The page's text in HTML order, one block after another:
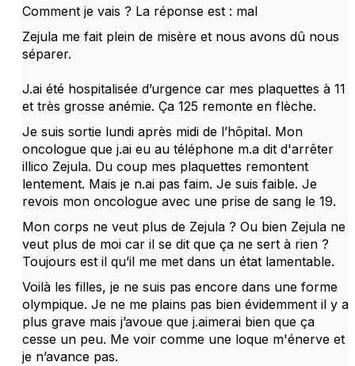
Comment je vais ? La réponse est : mal
Zejula me fait plein de misère et nous avons dû nous
séparer.
J.ai été hospitalisée d’urgence car mes plaquettes à 11
et très grosse anémie. Ça 125 remonte en flèche.
Je suis sortie lundi après midi de l’hôpital. Mon
oncologue que j.ai eu au téléphone m.a dit d'arrêter
illico Zejula. Du coup mes plaquettes remontent
lentement. Mais je n.ai pas faim. Je suis faible. Je
revois mon oncologue avec une prise de sang le 19.
Mon corps ne veut plus de Zejula ? Ou bien Zejula ne
veut plus de moi car il se dit que ça ne sert à rien ?
Toujours est il qu’il me met dans un état lamentable.
Voilà les filles, je ne suis pas encore dans une forme
olympique. Je ne me plains pas bien évidemment il y a
plus grave mais j’avoue que j.aimerai bien que ça
cesse un peu. Me voir comme une loque m'énerve et
je n’avance pas.